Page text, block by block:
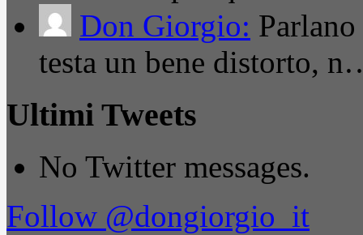
Don Giorgio:
testa un bene distorto,
Ultimi Tweets
No Twitter messages.
Follow @dongiorgio_it